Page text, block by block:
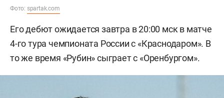
Фото: spartak.com
Его дебют ожидается завтра в 20:00 мск в матче
4-го тура чемпионата России с «Краснодаром». В
то же время «Рубин» сыграет с «Оренбургом».